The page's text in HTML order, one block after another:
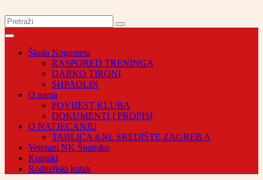
Škola Nogometa
RASPORED TRENINGA
DARKO TIRONI
SHPAOLIN
O nama
POVIJEST KLUBA
DOKUMENTI I PROPISI
O NATJECANJU
TABLICA 4.NL SREDIŠTE ZAGREB A
Veterani NK Špansko
Kontakt
Roditeljski kutak